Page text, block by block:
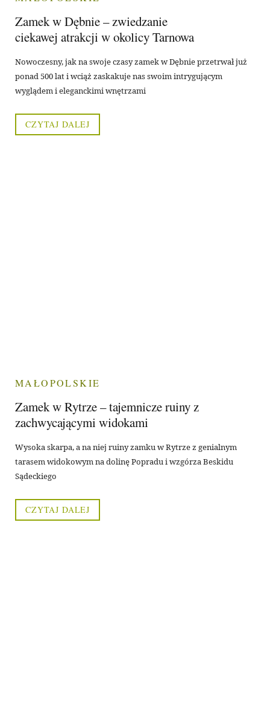
Zamek w Dębnie – zwiedzanie
ciekawej atrakcji w okolicy Tarnowa
Nowoczesny, jak na swoje czasy zamek w Dębnie przetrwał już
ponad 500 lat i wciąż zaskakuje nas swoim intrygującym
wyglądem i eleganckimi wnętrzami
CZYTAJ DALEJ
MAŁOPOLSKIE
Zamek w Rytrze – tajemnicze ruiny z
zachwycającymi widokami
Wysoka skarpa, a na niej ruiny zamku w Rytrze z genialnym
tarasem widokowym na dolinę Popradu i wzgórza Beskidu
Sądeckiego
CZYTAJ DALEJ